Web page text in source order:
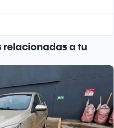
relacionadas a tu